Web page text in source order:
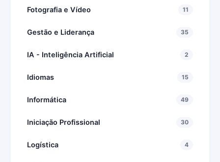
Fotografia e Vídeo 11
Gestão e Liderança 35
IA - Inteligência Artificial 2
Idiomas 15
Informática 49
Iniciação Profissional 30
Logística 4